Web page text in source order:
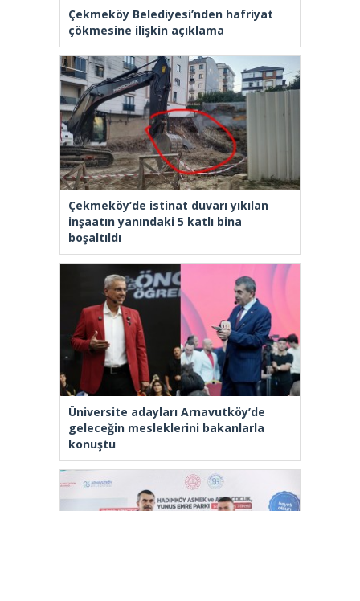
Çekmeköy Belediyesi’nden hafriyat
çökmesine ilişkin açıklama
Çekmeköy’de istinat duvarı yıkılan
inşaatın yanındaki 5 katlı bina
boşaltıldı
Üniversite adayları Arnavutköy’de
geleceğin mesleklerini bakanlarla
konuştu